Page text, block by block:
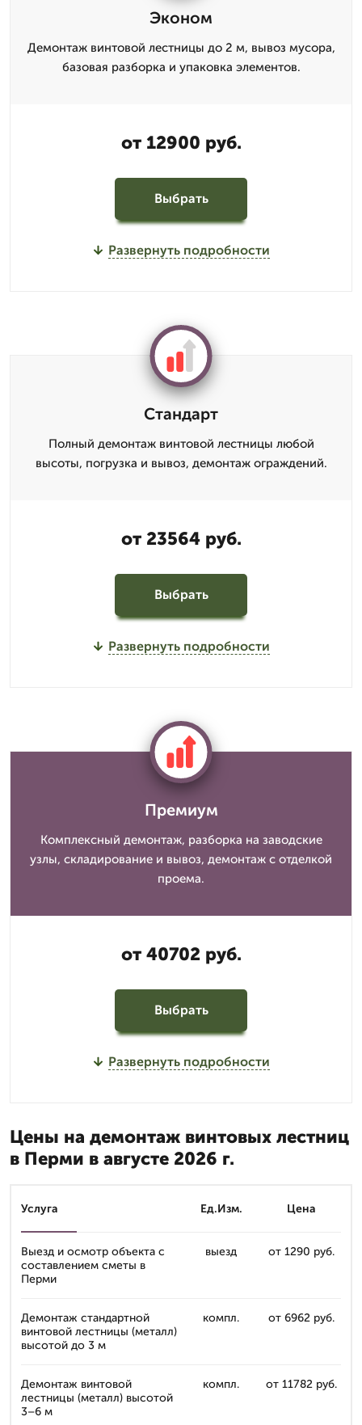
Эконом
Демонтаж винтовой лестницы до 2 м, вывоз мусора,
базовая разборка и упаковка элементов.
от 12900 руб.
Выбрать
Развернуть подробности
Стандарт
Полный демонтаж винтовой лестницы любой
высоты, погрузка и вывоз, демонтаж ограждений.
от 23564 руб.
Выбрать
Развернуть подробности
Премиум
Комплексный демонтаж, разборка на заводские
узлы, складирование и вывоз, демонтаж с отделкой
проема.
от 40702 руб.
Выбрать
Развернуть подробности
Цены на демонтаж винтовых лестниц
в Перми в августе 2026 г.
Услуга Ед.Изм. Цена
Выезд и осмотр объекта с
составлением сметы в
Перми
выезд от 1290 руб.
Демонтаж стандартной
винтовой лестницы (металл)
высотой до 3 м
компл. от 6962 руб.
Демонтаж винтовой
лестницы (металл) высотой
3–6 м
компл. от 11782 руб.